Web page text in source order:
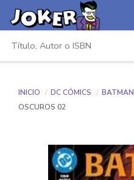
INICIO DC CÓMICS BATMAN
OSCUROS 02